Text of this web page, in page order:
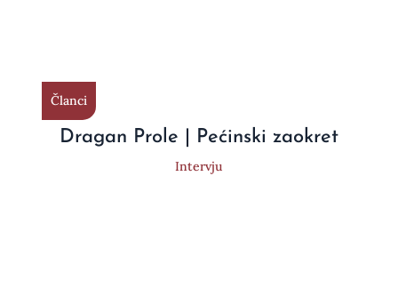
Članci
Dragan Prole | Pećinski zaokret
Intervju